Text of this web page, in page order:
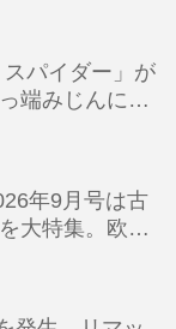
パイダー」が
端みじんにな
年9月号は古
大特集。欧州